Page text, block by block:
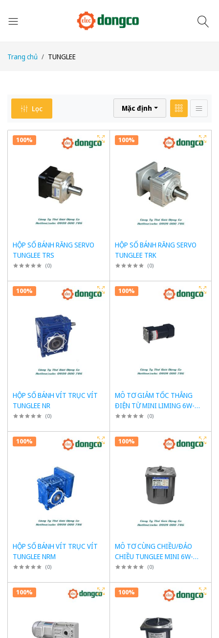
Trang chủ TUNGLEE
Lọc Mặc định
100%
HỘP SỐ BÁNH RĂNG SERVO
TUNGLEE TRS
(0)
100%
HỘP SỐ BÁNH RĂNG SERVO
TUNGLEE TRK
(0)
100%
HỘP SỐ BÁNH VÍT TRỤC VÍT
TUNGLEE NR
(0)
100%
MÔ TƠ GIẢM TỐC THẮNG
ĐIỆN TỪ MINI LIMING 6W-
90W
(0)
100%
HỘP SỐ BÁNH VÍT TRỤC VÍT
TUNGLEE NRM
(0)
100%
MÔ TƠ CÙNG CHIỀU/ĐẢO
CHIỀU TUNGLEE MINI 6W-
150W
(0)
100% 100%